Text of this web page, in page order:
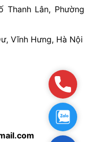
Thanh Lân, Phường
Vĩnh Hưng, Hà Nội